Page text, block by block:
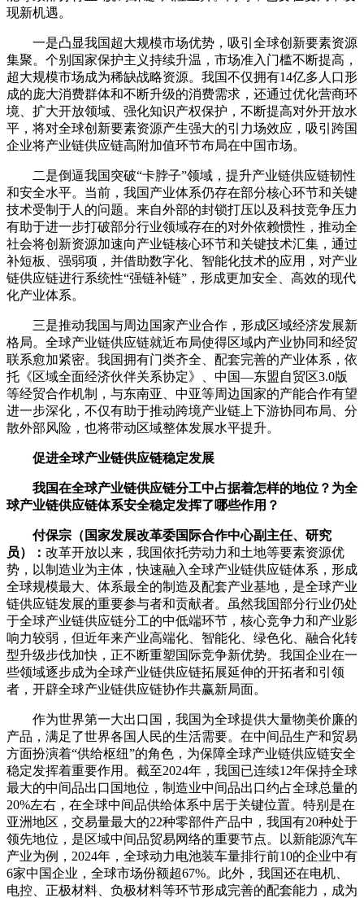
现新机遇。
一是凸显我国超大规模市场优势，吸引全球创新要素资源
集聚。个别国家保护主义持续升温，市场准入门槛不断提高，
超大规模市场成为稀缺战略资源。我国不仅拥有14亿多人口形
成的庞大消费群体和不断升级的消费需求，还通过优化营商环
境、扩大开放领域、强化知识产权保护，不断提高对外开放水
平，将对全球创新要素资源产生强大的引力场效应，吸引跨国
企业将产业链供应链高附加值环节布局在中国市场。
二是倒逼我国突破“卡脖子”领域，提升产业链供应链韧性
和安全水平。当前，我国产业体系仍存在部分核心环节和关键
技术受制于人的问题。来自外部的封锁打压以及科技竞争压力
有助于进一步打破部分行业领域存在的对外依赖惯性，推动全
社会将创新资源加速向产业链核心环节和关键技术汇集，通过
补短板、强弱项，并借助数字化、智能化技术的应用，对产业
链供应链进行系统性“强链补链”，形成更加安全、高效的现代
化产业体系。
三是推动我国与周边国家产业合作，形成区域经济发展新
格局。全球产业链供应链就近布局使得区域内产业协同和经贸
联系愈加紧密。我国拥有门类齐全、配套完善的产业体系，依
托《区域全面经济伙伴关系协定》、中国—东盟自贸区3.0版
等经贸合作机制，与东南亚、中亚等周边国家的产能合作有望
进一步深化，不仅有助于推动跨境产业链上下游协同布局、分
散外部风险，也将带动区域整体发展水平提升。
促进全球产业链供应链稳定发展
我国在全球产业链供应链分工中占据着怎样的地位？为全
球产业链供应链体系安全稳定发挥了哪些作用？
付保宗（国家发展改革委国际合作中心副主任、研究
员）： 改革开放以来，我国依托劳动力和土地等要素资源优
势，以制造业为主体，快速融入全球产业链供应链体系，形成
全球规模最大、体系最全的制造及配套产业基地，是全球产业
链供应链发展的重要参与者和贡献者。虽然我国部分行业仍处
于全球产业链供应链分工的中低端环节，核心竞争力和产业影
响力较弱，但近年来产业高端化、智能化、绿色化、融合化转
型升级步伐加快，正不断重塑国际竞争新优势。我国企业在一
些领域逐步成为全球产业链供应链拓展延伸的开拓者和引领
者，开辟全球产业链供应链协作共赢新局面。
作为世界第一大出口国，我国为全球提供大量物美价廉的
产品，满足了世界各国人民的生活需要。在中间品生产和贸易
方面扮演着“供给枢纽”的角色，为保障全球产业链供应链安全
稳定发挥着重要作用。截至2024年，我国已连续12年保持全球
最大的中间品出口国地位，制造业中间品出口约占全球总量的
20%左右，在全球中间品供给体系中居于关键位置。特别是在
亚洲地区，交易量最大的22种零部件产品中，我国有20种处于
领先地位，是区域中间品贸易网络的重要节点。以新能源汽车
产业为例，2024年，全球动力电池装车量排行前10的企业中有
6家中国企业，全球市场份额超67%。此外，我国还在电机、
电控、正极材料、负极材料等环节形成完善的配套能力，成为